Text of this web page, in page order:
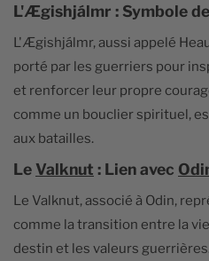
L'Ægishjálmr : Symbole
L'Ægishjálmr, aussi appelé
porté par les guerriers pour
et renforcer leur propre
comme un bouclier spirituel,
aux batailles.
LeValknut : Lien avec
Le Valknut, associé à Odin,
comme la transition entre la
destin et les valeurs